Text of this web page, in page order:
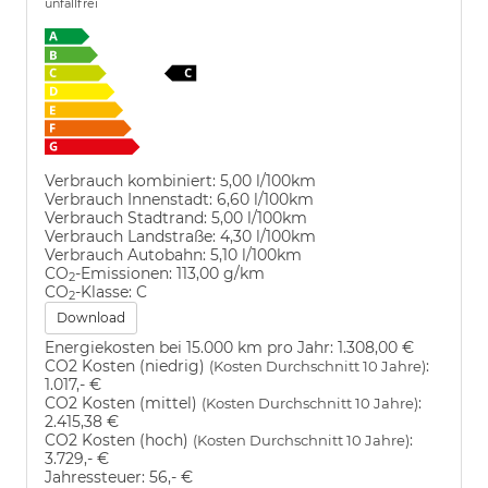
unfallfrei
Verbrauch kombiniert: 5,00 l/100km
Verbrauch Innenstadt: 6,60 l/100km
Verbrauch Stadtrand: 5,00 l/100km
Verbrauch Landstraße: 4,30 l/100km
Verbrauch Autobahn: 5,10 l/100km
CO2-Emissionen: 113,00 g/km
CO2-Klasse: C
Download
Energiekosten bei 15.000 km pro Jahr: 1.308,00 €
CO2 Kosten (niedrig) (Kosten Durchschnitt 10 Jahre):
1.017,- €
CO2 Kosten (mittel) (Kosten Durchschnitt 10 Jahre):
2.415,38 €
CO2 Kosten (hoch) (Kosten Durchschnitt 10 Jahre):
3.729,- €
Jahressteuer: 56,- €